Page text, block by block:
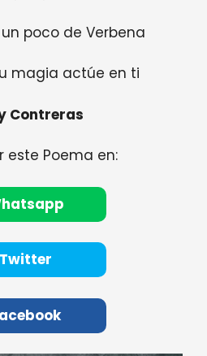
poco de Verbena
magia actúe en ti
Contreras
este Poema en:
Twitter